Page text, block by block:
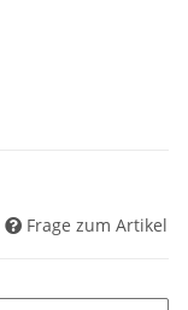
Frage zum Artikel